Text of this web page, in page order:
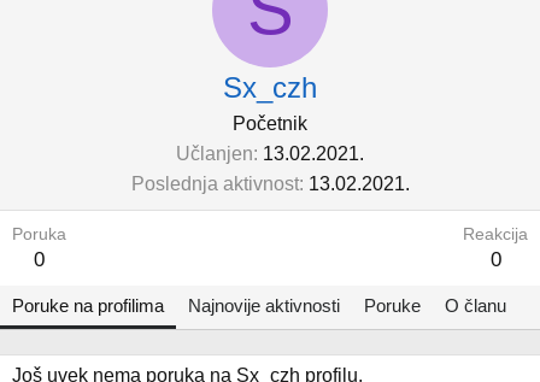
Sx_czh
Početnik
Učlanjen 13.02.2021.
Poslednja aktivnost 13.02.2021.
Poruka
0
Reakcija
0
Poruke na profilima Najnovije aktivnosti Poruke O članu
Još uvek nema poruka na Sx_czh profilu.